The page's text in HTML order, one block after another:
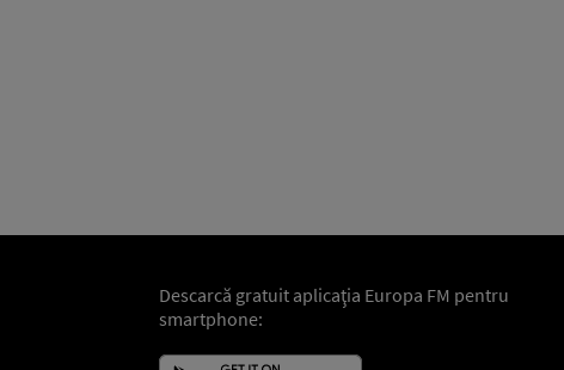
Descarcă gratuit aplicaţia Europa FM pentru
smartphone: